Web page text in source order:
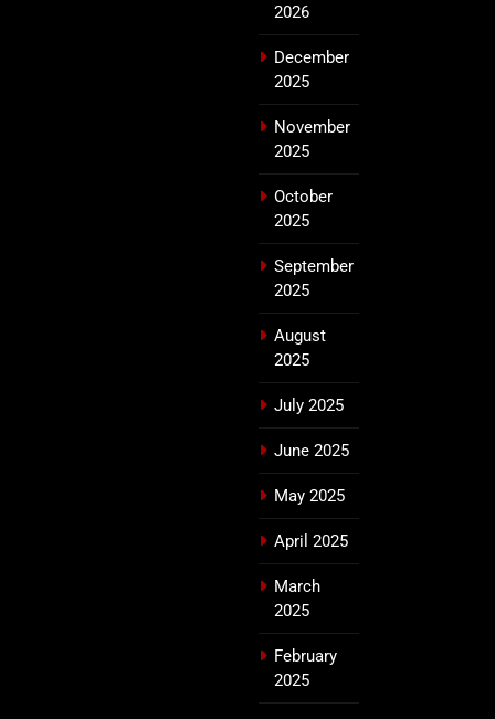
2026
December
2025
November
2025
October
2025
September
2025
August
2025
July 2025
June 2025
May 2025
April 2025
March
2025
February
2025